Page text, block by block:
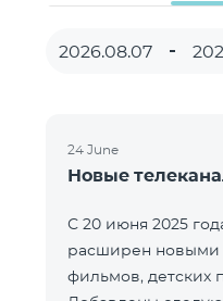
24 June
Новые
С 20 июня 2025
расширен новыми
фильмов, детских